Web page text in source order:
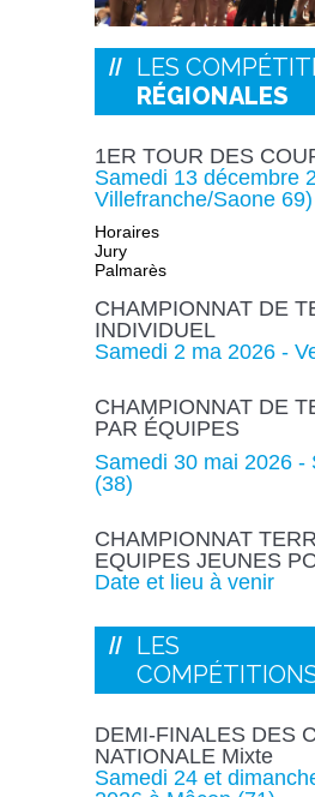
LES
RÉGIONALES
1ER TOUR DES
Samedi 13 décembre
Villefranche/Saone 69)
Horaires
Jury
Palmarès
CHAMPIONNAT DE
INDIVIDUEL
Samedi 2 ma 2026 -
CHAMPIONNAT DE
PAR ÉQUIPES
Samedi 30 mai 2026 -
(38)
CHAMPIONNAT
EQUIPES JEUNES
Date et lieu à venir
LES
DEMI-FINALES DES
NATIONALE Mixte
Samedi 24 et